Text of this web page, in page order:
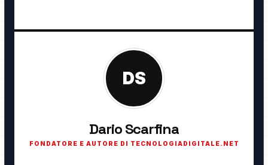
DS
Dario Scarfina
FONDATORE E AUTORE DI TECNOLOGIADIGITALE.NET